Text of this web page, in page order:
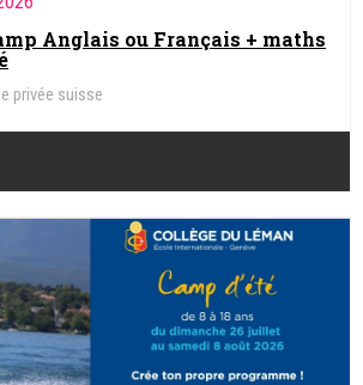
Anglais ou Français + maths
privée suisse